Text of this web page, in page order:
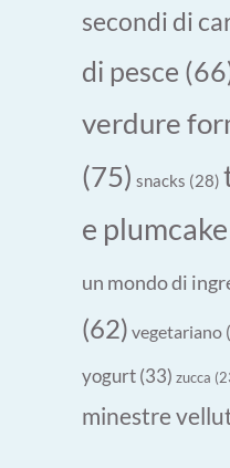
secondi di
di pesce
verdure
(75) snacks (28)
e plumcake
un mondo di
(62) vegetariano
yogurt(33) zucca
minestre